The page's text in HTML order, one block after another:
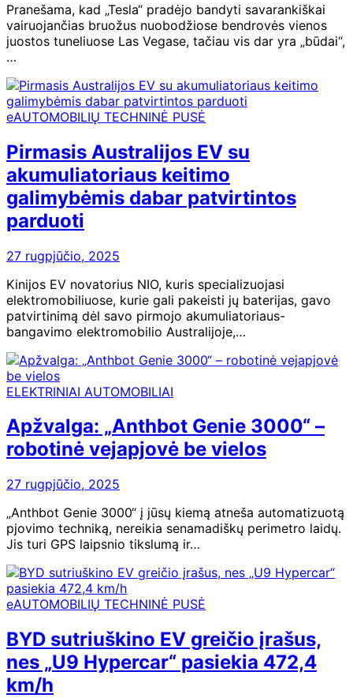
Pranešama, kad „Tesla“ pradėjo bandyti savarankiškai
vairuojančias bruožus nuobodžiose bendrovės vienos
juostos tuneliuose Las Vegase, tačiau vis dar yra „būdai“,
…
eAUTOMOBILIŲ TECHNINĖ PUSĖ
Pirmasis Australijos EV su
akumuliatoriaus keitimo
galimybėmis dabar patvirtintos
parduoti
27 rugpjūčio, 2025
Kinijos EV novatorius NIO, kuris specializuojasi
elektromobiliuose, kurie gali pakeisti jų baterijas, gavo
patvirtinimą dėl savo pirmojo akumuliatoriaus-
bangavimo elektromobilio Australijoje,…
ELEKTRINIAI AUTOMOBILIAI
Apžvalga: „Anthbot Genie 3000“ –
robotinė vejapjovė be vielos
27 rugpjūčio, 2025
„Anthbot Genie 3000“ į jūsų kiemą atneša automatizuotą
pjovimo techniką, nereikia senamadiškų perimetro laidų.
Jis turi GPS laipsnio tikslumą ir…
eAUTOMOBILIŲ TECHNINĖ PUSĖ
BYD sutriuškino EV greičio įrašus,
nes „U9 Hypercar“ pasiekia 472,4
km/h